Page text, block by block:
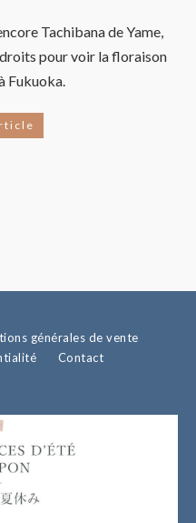
Tachibana de Yame,
pour voir la floraison
Fukuoka.
générales de vente
Contact